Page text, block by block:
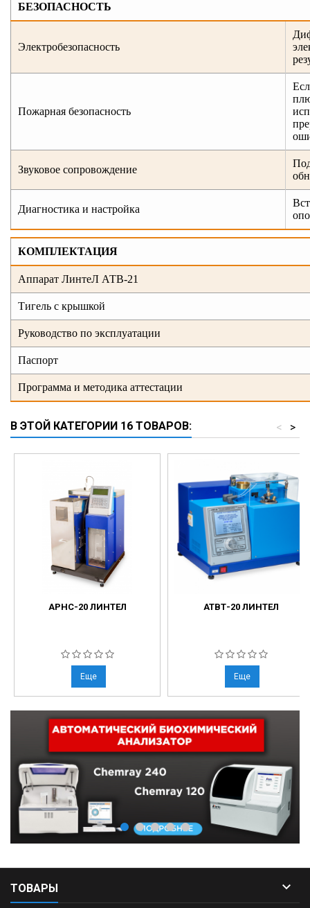
БЕЗОПАСНОСТЬ
Электробезопасность
Пожарная безопасность
Звуковое сопровождение
Диагностика и настройка
КОМПЛЕКТАЦИЯ
Аппарат ЛинтеЛ АТВ-21
Тигель с крышкой
Руководство по эксплуатации
Паспорт
Программа и методика аттестации
В ЭТОЙ КАТЕГОРИИ 16 ТОВАРОВ: >
<
АРНС-20 ЛИНТЕЛ
Еще
АТВТ-20 ЛИНТЕЛ
Еще
ТОВАРЫ 